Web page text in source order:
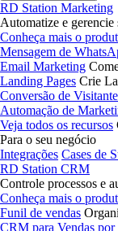
RD Station Marketing
Automatize e
Conheça mais o
Mensagem de
Email Marketing
Landing Pages Crie
Conversão de
Automação de
Veja todos os recursos
Para o seu negócio
Integrações Cases de
RD Station CRM
Controle processos e
Conheça mais o
Funil de vendas
CRM para Vendas